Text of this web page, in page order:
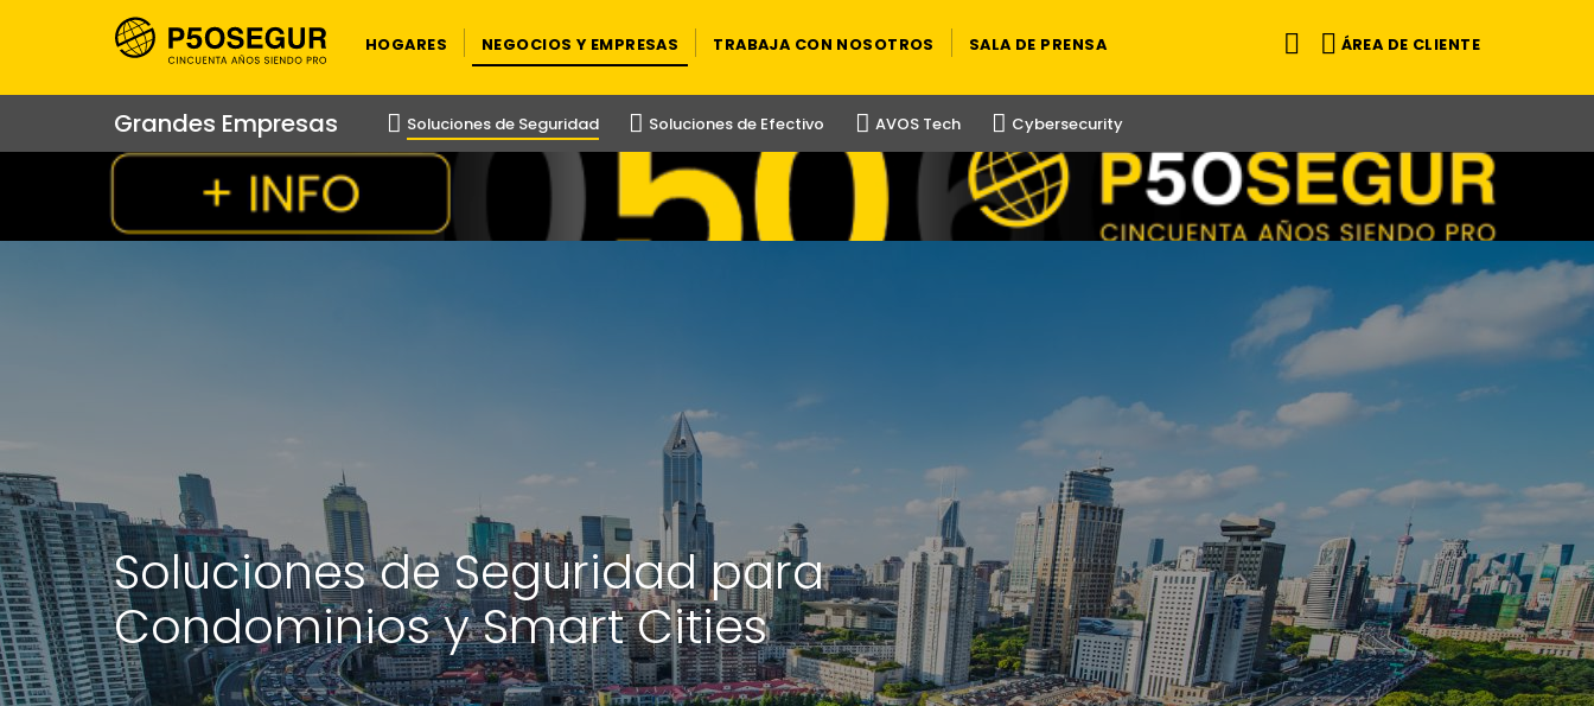
HOGARES NEGOCIOS Y EMPRESAS TRABAJA CON NOSOTROS SALA DE PRENSA ÁREA DE CLIENTE
Grandes Empresas Soluciones de Seguridad Soluciones de Efectivo AVOS Tech Cybersecurity
Soluciones de Seguridad para
Condominios y Smart Cities